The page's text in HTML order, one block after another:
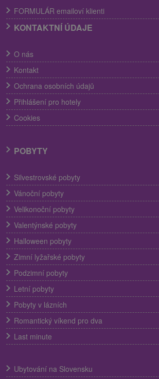
FORMULÁR emailoví klienti
KONTAKTNÍ ÚDAJE
O nás
Kontakt
Ochrana osobních údajů
Přihlášení pro hotely
Cookies
POBYTY
Silvestrovské pobyty
Vánoční pobyty
Velikonoční pobyty
Valentýnské pobyty
Halloween pobyty
Zimní lyžařské pobyty
Podzimní pobyty
Letní pobyty
Pobyty v lázních
Romantický víkend pro dva
Last minute
Ubytování na Slovensku